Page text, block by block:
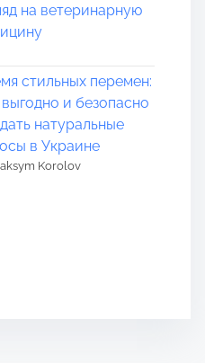
на ветеринарную
стильных перемен:
и безопасно
натуральные
в Украине
Korolov